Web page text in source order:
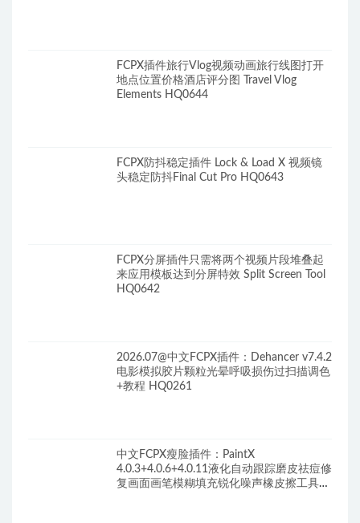
FCPX插件旅行Vlog视频动画旅行线图打开
地点位置价格酒店评分图 Travel Vlog
Elements HQ0644
FCPX防抖稳定插件 Lock & Load X 视频镜
头稳定防抖Final Cut Pro HQ0643
FCPX分屏插件只需将两个视频片段堆叠起
来应用模板达到分屏特效 Split Screen Tool
HQ0642
2026.07@中文FCPX插件：Dehancer v7.4.2
电影模拟胶片颗粒光晕呼吸损伤过扫描调色
+教程 HQ0261
中文FCPX瘦脸插件：PaintX
4.0.3+4.0.6+4.0.11液化自动跟踪磨皮祛痘修
复画面画笔模糊填充锐化噪声橡皮擦工具